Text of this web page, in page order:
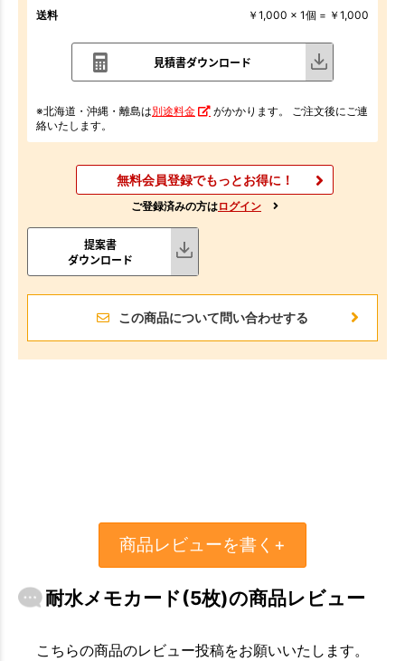
送料 ￥1,000 x 1個 = ￥1,000
見積書ダウンロード
※北海道・沖縄・離島は別途料金
がかかります。 ご注文後にご連
絡いたします。
無料会員登録でもっとお得に！
ご登録済みの方はログイン
提案書
ダウンロード
この商品について問い合わせする
商品レビューを書く+
耐水メモカード(5枚)の商品レビュー
こちらの商品のレビュー投稿をお願いいたします。